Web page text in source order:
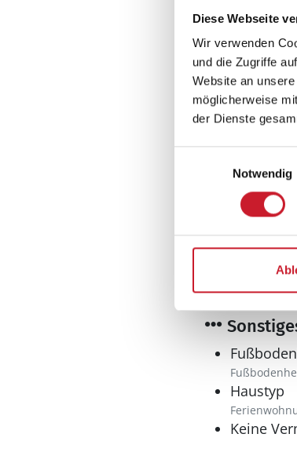
Diese Webseite
Wir verwenden
und die Zugriffe
Website an
möglicherweise
der Dienste
Notwendig
Bad
Anzahl
Anzahl
Anzahl
Internet
WLAN
Haustyp
Keine